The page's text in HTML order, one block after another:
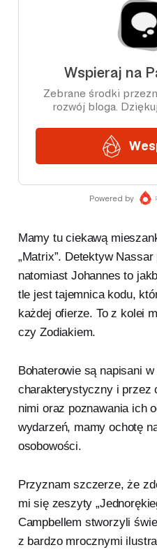
Mamy tu ciekawą
„Matrix”. Detektyw
natomiast Johannes to
tle jest tajemnica kodu,
każdej ofierze. To z kolei
czy Zodiakiem.
Bohaterowie są napisani
charakterystyczny i przez
nimi oraz poznawania ich
wydarzeń, mamy ochotę
osobowości.
Przyznam szczerze, że
mi się zeszyty
Campbellem stworzyli
z bardzo mrocznymi